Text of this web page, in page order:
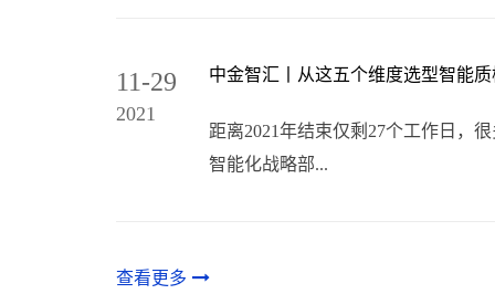
11-29
2021
中金智汇丨从这五个维度选型智能
距离2021年结束仅剩27个工作日，
智能化战略部...
查看更多